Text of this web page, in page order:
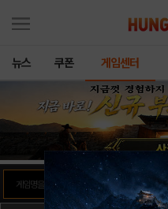
뉴스 쿠폰 게임센터